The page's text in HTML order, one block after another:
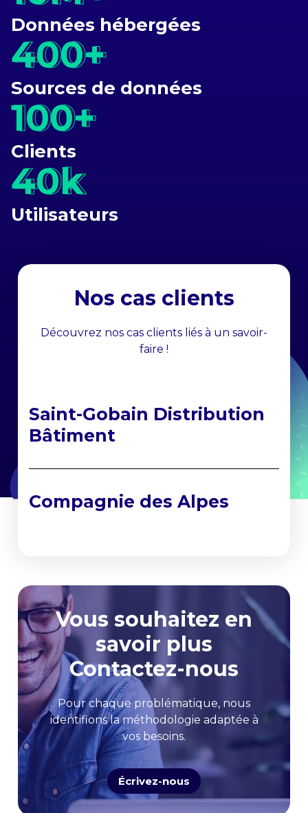
Données hébergées
400+
400+
Sources de données
100+
100+
Clients
40k
40k
Utilisateurs
Nos cas clients
Découvrez nos cas clients liés à un savoir-
faire !
Saint-Gobain Distribution
Bâtiment
Compagnie des Alpes
Vous souhaitez en
savoir plus
Contactez-nous
Pour chaque problématique, nous
identifions la méthodologie adaptée à
vos besoins.
Écrivez-nous